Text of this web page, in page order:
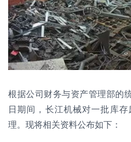
根据公司财务与资产管理部的
日期间，长江机械对一批库
理。现将相关资料公布如下：